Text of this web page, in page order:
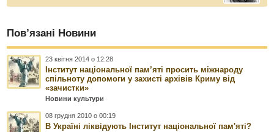
Пов’язані Новини
23 квітня 2014 о 12:28
Інститут національної пам’яті просить міжнароду
спільноту допомоги у захисті архівів Криму від
«зачистки»
Новини культури
08 грудня 2010 о 00:19
В Україні ліквідують Інститут національної пам'яті?